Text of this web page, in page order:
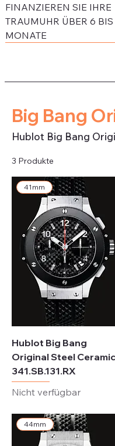
FINANZIEREN SIE IHRE
TRAUMUHR ÜBER 6 BIS
MONATE
Big Bang
Hublot Big Bang
3 Produkte
41mm
Hublot Big Bang
Original Steel Ceramic
341.SB.131.RX
Nicht verfügbar
44mm